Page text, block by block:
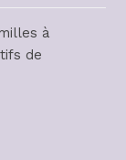
à
de